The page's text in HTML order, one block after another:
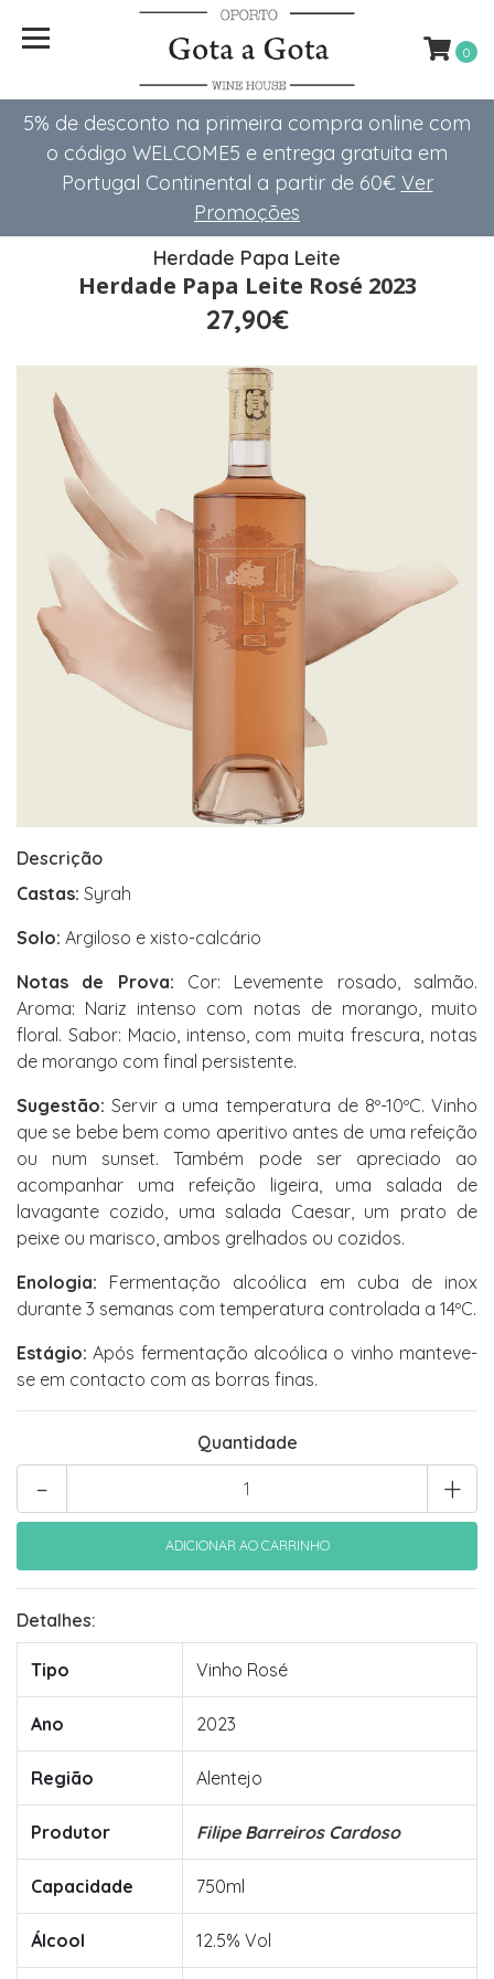
5% de desconto na primeira compra online com
o código WELCOME5 e entrega gratuita em
Portugal Continental a partir de 60€ Ver
Promoções
0
Herdade Papa Leite
Herdade Papa Leite Rosé 2023
27,90€
Descrição
Castas: Syrah
Solo: Argiloso e xisto-calcário
Notas de Prova: Cor: Levemente rosado, salmão.
Aroma: Nariz intenso com notas de morango, muito
floral. Sabor: Macio, intenso, com muita frescura, notas
de morango com final persistente.
Sugestão: Servir a uma temperatura de 8º-10ºC. Vinho
que se bebe bem como aperitivo antes de uma refeição
ou num sunset. Também pode ser apreciado ao
acompanhar uma refeição ligeira, uma salada de
lavagante cozido, uma salada Caesar, um prato de
peixe ou marisco, ambos grelhados ou cozidos.
Enologia: Fermentação alcoólica em cuba de inox
durante 3 semanas com temperatura controlada a 14ºC.
Estágio: Após fermentação alcoólica o vinho manteve-
se em contacto com as borras finas.
Quantidade
+
-
Detalhes:
Tipo Vinho Rosé
Ano 2023
Região Alentejo
Produtor Filipe Barreiros Cardoso
Capacidade 750ml
Álcool 12.5% Vol